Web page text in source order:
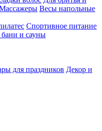
Весы напольные
Спортивное питание
и сауны
для праздников Декор и